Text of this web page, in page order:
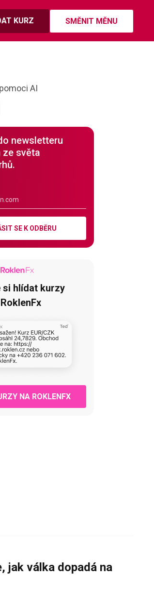
KURZ SMĚNIT MĚNU
AI
newsletteru
ze světa
SE K ODBĚRU
si hlídat kurzy
NA ROKLENFX
jak válka dopadá na